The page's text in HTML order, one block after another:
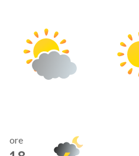
ore